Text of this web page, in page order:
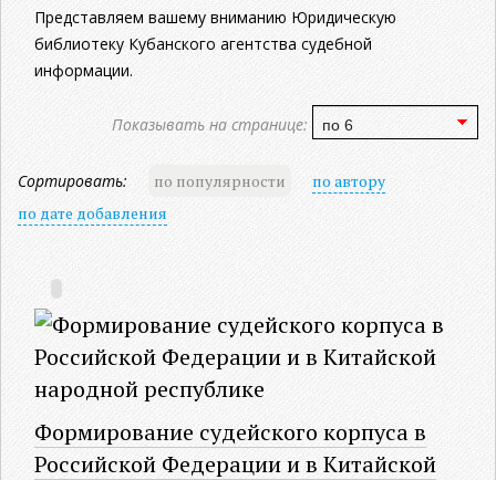
Представляем вашему вниманию Юридическую
библиотеку Кубанского агентства судебной
информации.
Показывать на странице:
Сортировать: по популярности
по автору
по дате добавления
Формирование судейского корпуса в
Российской Федерации и в Китайской